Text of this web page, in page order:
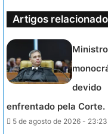
Artigos
enfrentado pela Corte.
5 de agosto de 2026 - 23:23.